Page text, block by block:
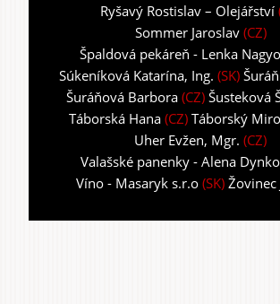
Ryšavý Rostislav – Olejářství
Sommer Jaroslav(CZ)
Špaldová pekáreň - Lenka
Súkeníková Katarína, Ing. (SK)
Šuráňová Barbora(CZ) Šusteková
Táborská Hana (CZ) Táborský
Uher Evžen, Mgr. (CZ)
Valašské panenky - Alena
Víno - Masaryk s.r.o (SK) Žovinec